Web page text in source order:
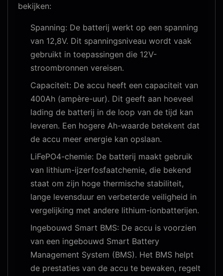
bekijken:
Spanning: De batterij werkt op een spanning
van 12,8V. Dit spanningsniveau wordt vaak
gebruikt in toepassingen die 12V-
stroombronnen vereisen.
Capaciteit: De accu heeft een capaciteit van
400Ah (ampère-uur). Dit geeft aan hoeveel
lading de batterij in de loop van de tijd kan
leveren. Een hogere Ah-waarde betekent dat
de accu meer energie kan opslaan.
LiFePO4-chemie: De batterij maakt gebruik
van lithium-ijzerfosfaatchemie, die bekend
staat om zijn hoge thermische stabiliteit,
lange levensduur en verbeterde veiligheid in
vergelijking met andere lithium-ionbatterijen.
Ingebouwd Smart BMS: De accu is voorzien
van een ingebouwd Smart Battery
Management System (BMS). Het BMS helpt
de prestaties van de accu te bewaken, regelt